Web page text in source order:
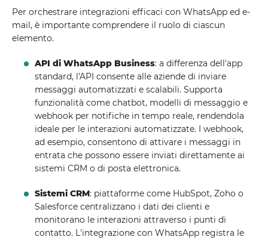
Per orchestrare integrazioni efficaci con WhatsApp ed e-
mail, è importante comprendere il ruolo di ciascun
elemento.
API di WhatsApp Business: a differenza dell'app
standard, l'API consente alle aziende di inviare
messaggi automatizzati e scalabili. Supporta
funzionalità come chatbot, modelli di messaggio e
webhook per notifiche in tempo reale, rendendola
ideale per le interazioni automatizzate. I webhook,
ad esempio, consentono di attivare i messaggi in
entrata che possono essere inviati direttamente ai
sistemi CRM o di posta elettronica.
Sistemi CRM: piattaforme come HubSpot, Zoho o
Salesforce centralizzano i dati dei clienti e
monitorano le interazioni attraverso i punti di
contatto. L'integrazione con WhatsApp registra le